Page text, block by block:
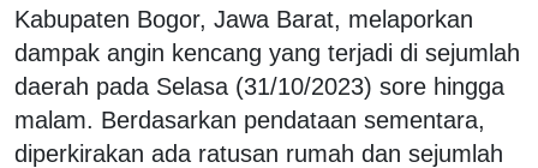
Kabupaten Bogor, Jawa Barat, melaporkan
dampak angin kencang yang terjadi di sejumlah
daerah pada Selasa (31/10/2023) sore hingga
malam. Berdasarkan pendataan sementara,
diperkirakan ada ratusan rumah dan sejumlah